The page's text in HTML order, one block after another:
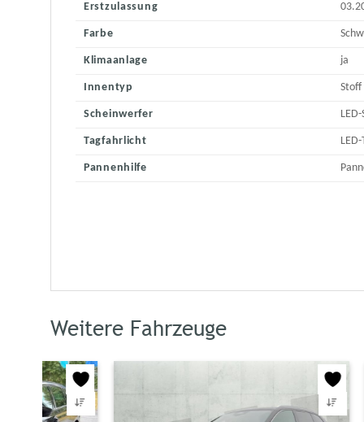
Erstzulassung
Farbe
Klimaanlage ja
Innentyp Stoff
Scheinwerfer
Tagfahrlicht
Pannenhilfe
Weitere Fahrzeuge